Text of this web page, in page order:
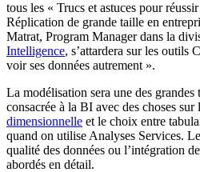
tous les « Trucs et astuces pour
Réplication de grande taille en
Matrat, Program Manager dans la
Intelligence, s’attardera sur les outils
voir ses données autrement ».
La modélisation sera une des grandes
consacrée à la BI avec des choses sur
dimensionnelle et le choix entre
quand on utilise Analyses Services.
qualité des données ou l’intégration
abordés en détail.